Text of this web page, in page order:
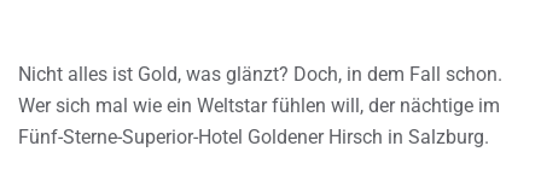
Nicht alles ist Gold, was glänzt? Doch, in dem Fall schon.
Wer sich mal wie ein Weltstar fühlen will, der nächtige im
Fünf-Sterne-Superior-Hotel Goldener Hirsch in Salzburg.